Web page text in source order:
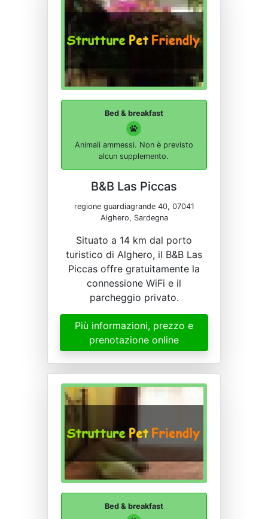
Bed & breakfast
Animali ammessi. Non è previsto
alcun supplemento.
B&B Las Piccas
regione guardiagrande 40, 07041
Alghero, Sardegna
Situato a 14 km dal porto
turistico di Alghero, il B&B Las
Piccas offre gratuitamente la
connessione WiFi e il
parcheggio privato.
Più informazioni, prezzo e
prenotazione online
Bed & breakfast